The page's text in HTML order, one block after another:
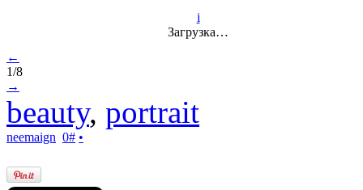
i
Загрузка…
←
1/8
→
beauty, portrait
neemaign 0# •